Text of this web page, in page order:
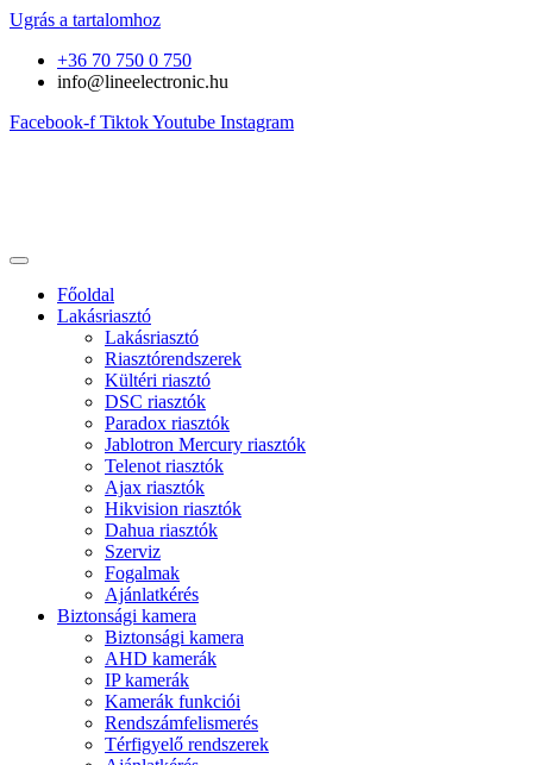
Ugrás a tartalomhoz
+36 70 750 0 750
info@lineelectronic.hu
Facebook-f TiktokYoutube Instagram
Főoldal
Lakásriasztó
Lakásriasztó
Riasztórendszerek
Kültéri riasztó
DSC riasztók
Paradox riasztók
Jablotron Mercury riasztók
Telenot riasztók
Ajax riasztók
Hikvision riasztók
Dahua riasztók
Szerviz
Fogalmak
Ajánlatkérés
Biztonsági kamera
Biztonsági kamera
AHD kamerák
IP kamerák
Kamerák funkciói
Rendszámfelismerés
Térfigyelő rendszerek